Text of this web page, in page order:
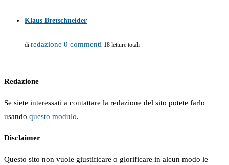
Klaus Bretschneider
di redazione 0 commenti 18 letture totali
Redazione
Se siete interessati a contattare la redazione del sito potete farlo
usando questo modulo.
Disclaimer
Questo sito non vuole giustificare o glorificare in alcun modo le